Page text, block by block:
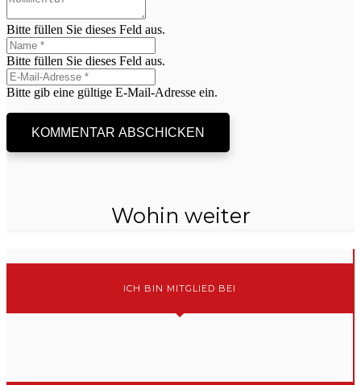
Bitte füllen Sie dieses Feld aus.
Bitte füllen Sie dieses Feld aus.
Bitte gib eine gültige E-Mail-Adresse ein.
KOMMENTAR ABSCHICKEN
Wohin weiter
ICH BIN MITGLIED BEI